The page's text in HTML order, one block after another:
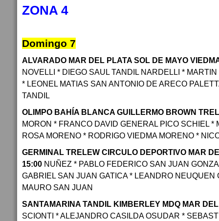
ZONA 4
Domingo 7
ALVARADO MAR DEL PLATA SOL DE MAYO
NOVELLI * DIEGO SAUL TANDIL NARDELLI *
* LEONEL MATIAS SAN ANTONIO DE ARECO
TANDIL
OLIMPO BAHÍA BLANCA GUILLERMO BROWN
MORON * FRANCO DAVID GENERAL PICO SCHIEL *
ROSA MORENO * RODRIGO VIEDMA MORENO *
GERMINAL TRELEW CIRCULO DEPORTIVO MAR
15:00 NUÑEZ * PABLO FEDERICO SAN JUAN
GABRIEL SAN JUAN GATICA * LEANDRO NEUQUEN
MAURO SAN JUAN
SANTAMARINA TANDIL KIMBERLEY MDQ MAR
SCIONTI * ALEJANDRO CASILDA OSUDAR *